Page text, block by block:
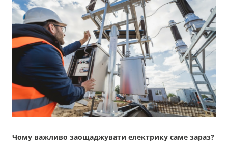
Чому важливо заощаджувати електрику саме зараз?